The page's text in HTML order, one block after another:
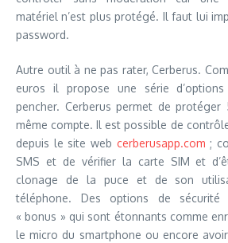
matériel n’est plus protégé. Il faut lui
password.
Autre outil à ne pas rater, Cerberus.
euros il propose une série
pencher. Cerberus permet de
même compte. Il est possible de
depuis le site web cerberusapp.com ;
SMS et de vérifier la carte SIM et
clonage de la puce et de son
téléphone. Des options de sécurité
« bonus » qui sont étonnants comme
le micro du smartphone ou encore